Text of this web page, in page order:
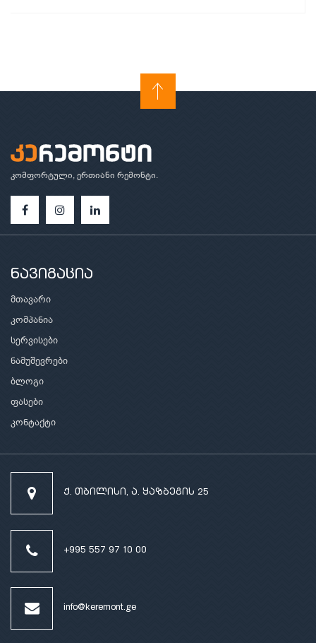
კომფორტული, ერთიანი რემონტი.
ნავიგაცია
მთავარი
კომპანია
სერვისები
ნამუშევრები
ბლოგი
ფასები
კონტაქტი
ქ. თბილისი, ა. ყაზბეგის 25
+995 557 97 10 00
info@keremont.ge